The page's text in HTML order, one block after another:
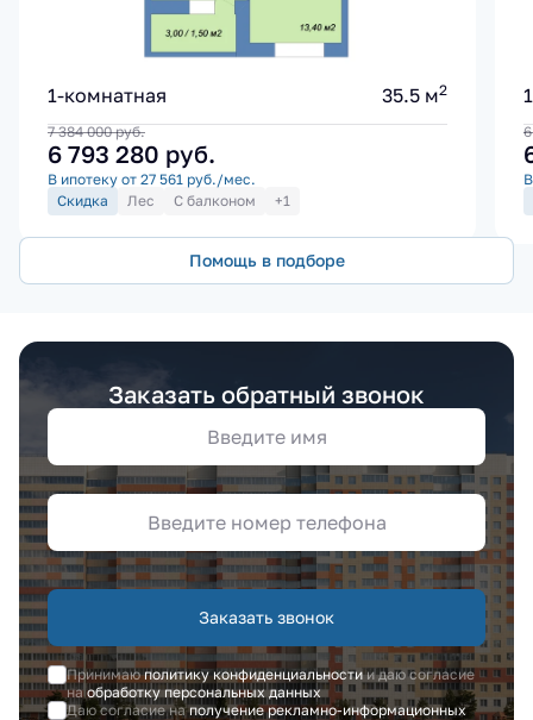
1-комнатная 35.5 м2
7 384 000руб.
6 793 280 руб.
В ипотеку от 27 561 руб./мес.
Скидка
Лес С балконом +1
Помощь в подборе
Заказать обратный звонок
Заказать звонок
Принимаюполитику конфиденциальностии даю согласие
наобработку персональных данных
Даю согласие наполучение рекламно-информационных